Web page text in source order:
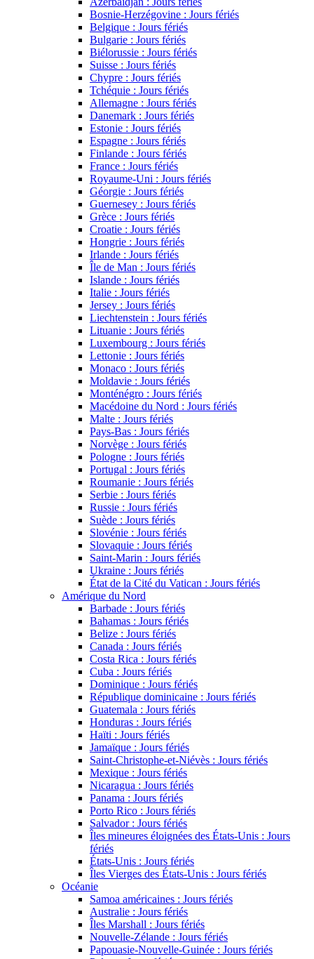
Bosnie-Herzégovine : Jours fériés
Belgique : Jours fériés
Bulgarie : Jours fériés
Biélorussie : Jours fériés
Suisse : Jours fériés
Chypre : Jours fériés
Tchéquie : Jours fériés
Allemagne : Jours fériés
Danemark : Jours fériés
Estonie : Jours fériés
Espagne : Jours fériés
Finlande : Jours fériés
France : Jours fériés
Royaume-Uni : Jours fériés
Géorgie : Jours fériés
Guernesey : Jours fériés
Grèce : Jours fériés
Croatie : Jours fériés
Hongrie : Jours fériés
Irlande : Jours fériés
Île de Man : Jours fériés
Islande : Jours fériés
Italie : Jours fériés
Jersey : Jours fériés
Liechtenstein : Jours fériés
Lituanie : Jours fériés
Luxembourg : Jours fériés
Lettonie : Jours fériés
Monaco : Jours fériés
Moldavie : Jours fériés
Monténégro : Jours fériés
Macédoine du Nord : Jours fériés
Malte : Jours fériés
Pays-Bas : Jours fériés
Norvège : Jours fériés
Pologne : Jours fériés
Portugal : Jours fériés
Roumanie : Jours fériés
Serbie : Jours fériés
Russie : Jours fériés
Suède : Jours fériés
Slovénie : Jours fériés
Slovaquie : Jours fériés
Saint-Marin : Jours fériés
Ukraine : Jours fériés
État de la Cité du Vatican : Jours fériés
Amérique du Nord
Barbade : Jours fériés
Bahamas : Jours fériés
Belize : Jours fériés
Canada : Jours fériés
Costa Rica : Jours fériés
Cuba : Jours fériés
Dominique : Jours fériés
République dominicaine : Jours fériés
Guatemala : Jours fériés
Honduras : Jours fériés
Haïti : Jours fériés
Jamaïque : Jours fériés
Saint-Christophe-et-Niévès : Jours fériés
Mexique : Jours fériés
Nicaragua : Jours fériés
Panama : Jours fériés
Porto Rico : Jours fériés
Salvador : Jours fériés
Îles mineures éloignées des États-Unis : Jours
fériés
États-Unis : Jours fériés
Îles Vierges des États-Unis : Jours fériés
Océanie
Samoa américaines : Jours fériés
Australie : Jours fériés
Îles Marshall : Jours fériés
Nouvelle-Zélande : Jours fériés
Papouasie-Nouvelle-Guinée : Jours fériés